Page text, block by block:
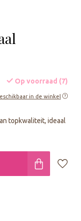
Op voorraad (7)
in de winkel
topkwaliteit, ideaal